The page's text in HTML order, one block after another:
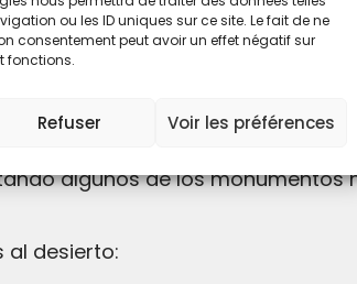
ou les ID uniques sur ce site. Le fait de ne
consentement peut avoir un effet négatif sur
fonctions.
Refuser Voir les préférences
Fez?
cultura marroquí, los paisajes
otra ciudad importante de
algunos de los monumentos
al desierto: